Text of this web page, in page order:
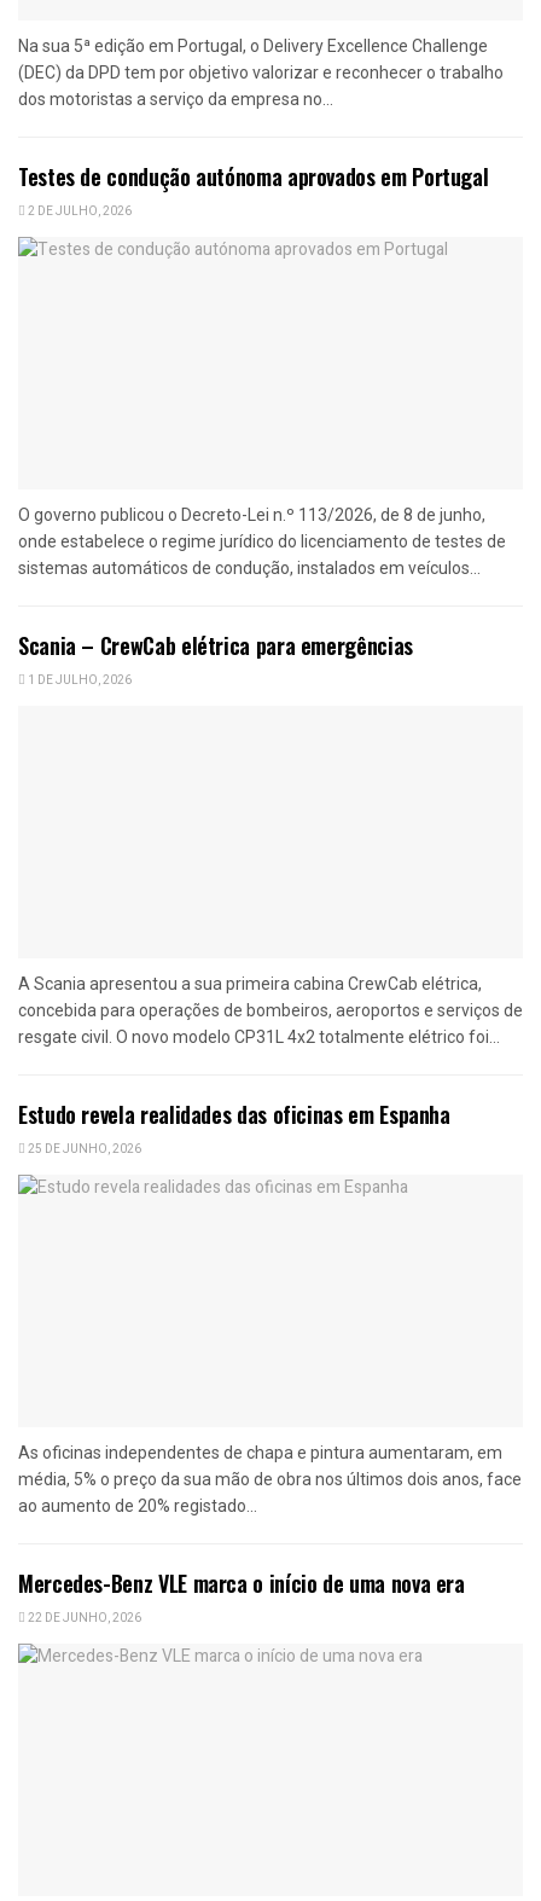
Na sua 5ª edição em Portugal, o Delivery Excellence Challenge
(DEC) da DPD tem por objetivo valorizar e reconhecer o trabalho
dos motoristas a serviço da empresa no...
Testes de condução autónoma aprovados em Portugal
2 DE JULHO, 2026
O governo publicou o Decreto-Lei n.º 113/2026, de 8 de junho,
onde estabelece o regime jurídico do licenciamento de testes de
sistemas automáticos de condução, instalados em veículos...
Scania – CrewCab elétrica para emergências
1 DE JULHO, 2026
A Scania apresentou a sua primeira cabina CrewCab elétrica,
concebida para operações de bombeiros, aeroportos e serviços de
resgate civil. O novo modelo CP31L 4x2 totalmente elétrico foi...
Estudo revela realidades das oficinas em Espanha
25 DE JUNHO, 2026
As oficinas independentes de chapa e pintura aumentaram, em
média, 5% o preço da sua mão de obra nos últimos dois anos, face
ao aumento de 20% registado...
Mercedes-Benz VLE marca o início de uma nova era
22 DE JUNHO, 2026